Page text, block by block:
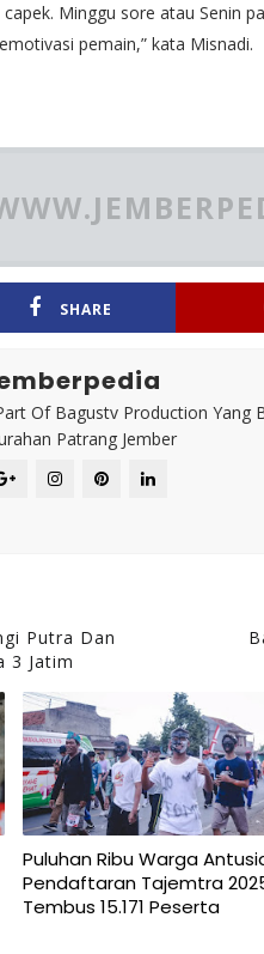
Minggu sore atau Senin
pemain,” kata Misnadi.
SHARE
Of Bagustv Production Yang
Patrang Jember
Putra Dan
3 Jatim
Puluhan Ribu Warga
Pendaftaran Tajemtra
Tembus 15.171 Peserta